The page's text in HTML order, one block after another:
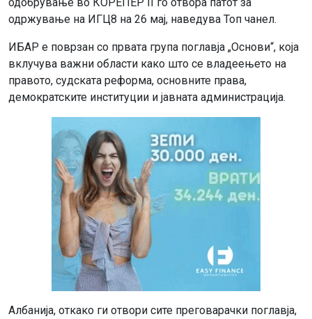
одобрување во КОРЕПЕР II го отвора патот за
одржување на ИГЦ8 на 26 мај, наведува Топ чанел.
ИБАР е поврзан со првата група поглавја „Основи“, која
вклучува важни области како што се владеењето на
правото, судската реформа, основните права,
демократските институции и јавната администрација.
Албанија, откако ги отвори сите преговарачки поглавја,